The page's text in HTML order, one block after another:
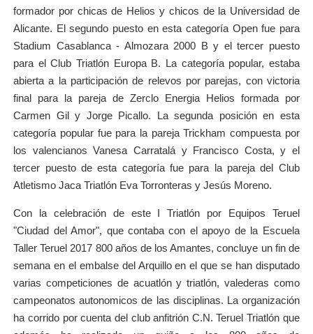
formador por chicas de Helios y chicos de la Universidad de
Alicante. El segundo puesto en esta categoría Open fue para
Stadium Casablanca - Almozara 2000 B y el tercer puesto
para el Club Triatlón Europa B. La categoría popular, estaba
abierta a la participación de relevos por parejas, con victoria
final para la pareja de Zerclo Energia Helios formada por
Carmen Gil y Jorge Picallo. La segunda posición en esta
categoría popular fue para la pareja Trickham compuesta por
los valencianos Vanesa Carratalá y Francisco Costa, y el
tercer puesto de esta categoría fue para la pareja del Club
Atletismo Jaca Triatlón Eva Torronteras y Jesús Moreno.
Con la celebración de este I Triatlón por Equipos Teruel
"Ciudad del Amor", que contaba con el apoyo de la Escuela
Taller Teruel 2017 800 años de los Amantes, concluye un fin de
semana en el embalse del Arquillo en el que se han disputado
varias competiciones de acuatlón y triatlón, valederas como
campeonatos autonomicos de las disciplinas. La organización
ha corrido por cuenta del club anfitrión C.N. Teruel Triatlón que